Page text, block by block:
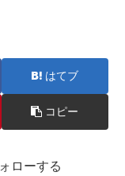
はてブ
コピー
ローする